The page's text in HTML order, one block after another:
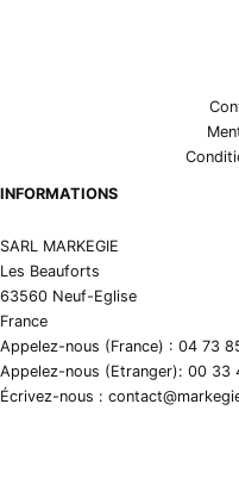
INFORMATIONS
SARL MARKEGIE
Les Beauforts
63560 Neuf-Eglise
France
Appelez-nous (France) : 04 73
Appelez-nous (Etranger): 00 33
Écrivez-nous :